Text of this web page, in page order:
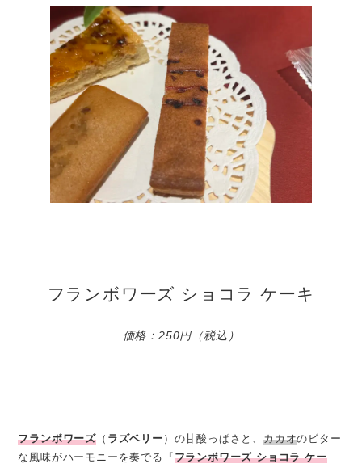
フランボワーズ ショコラ ケーキ
価格：250円（税込）
フランボワーズ （ ラズベリー ）の甘酸っぱさと、カカオのビター
な風味がハーモニーを奏でる『フランボワーズ ショコラ ケー